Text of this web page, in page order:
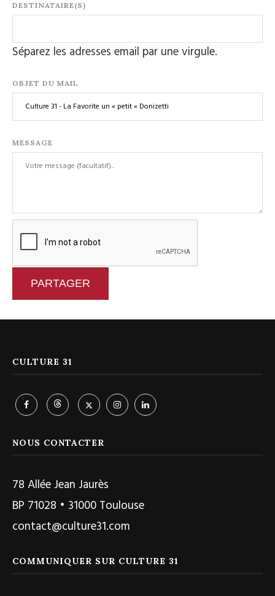
DESTINATAIRE(S)
Séparez les adresses email par une virgule.
OBJET DU MAIL
MESSAGE
PARTAGER
CULTURE 31
NOUS CONTACTER
78 Allée Jean Jaurès
BP 71028 • 31000 Toulouse
contact@culture31.com
COMMUNIQUER SUR CULTURE 31